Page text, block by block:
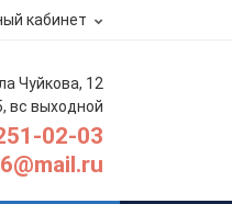
кабинет
Чуйкова, 12
вс выходной
02-03